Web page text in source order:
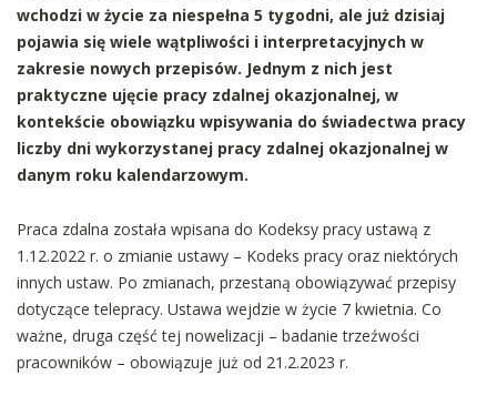
wchodzi w życie za niespełna 5 tygodni, ale już dzisiaj
pojawia się wiele wątpliwości i interpretacyjnych w
zakresie nowych przepisów. Jednym z nich jest
praktyczne ujęcie pracy zdalnej okazjonalnej, w
kontekście obowiązku wpisywania do świadectwa pracy
liczby dni wykorzystanej pracy zdalnej okazjonalnej w
danym roku kalendarzowym.
Praca zdalna została wpisana do Kodeksy pracy ustawą z
1.12.2022 r. o zmianie ustawy – Kodeks pracy oraz niektórych
innych ustaw. Po zmianach, przestaną obowiązywać przepisy
dotyczące telepracy. Ustawa wejdzie w życie 7 kwietnia. Co
ważne, druga część tej nowelizacji – badanie trzeźwości
pracowników – obowiązuje już od 21.2.2023 r.